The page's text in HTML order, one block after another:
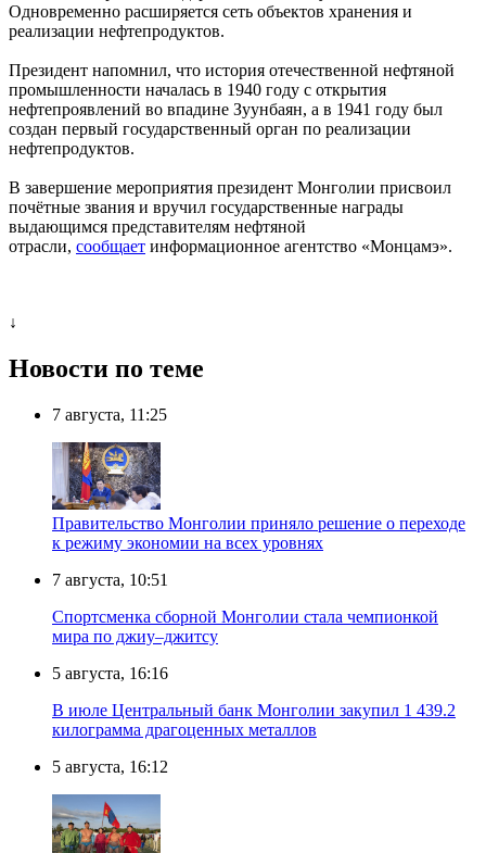
Одновременно расширяется сеть объектов хранения и
реализации нефтепродуктов.
Президент напомнил, что история отечественной нефтяной
промышленности началась в 1940 году с открытия
нефтепроявлений во впадине Зуунбаян, а в 1941 году был
создан первый государственный орган по реализации
нефтепродуктов.
В завершение мероприятия президент Монголии присвоил
почётные звания и вручил государственные награды
выдающимся представителям нефтяной
отрасли, сообщает информационное агентство «Монцамэ».
↓
Новости по теме
7 августа, 11:25
Правительство Монголии приняло решение о переходе
к режиму экономии на всех уровнях
7 августа, 10:51
Спортсменка сборной Монголии стала чемпионкой
мира по джиу–джитсу
5 августа, 16:16
В июле Центральный банк Монголии закупил 1 439.2
килограмма драгоценных металлов
5 августа, 16:12